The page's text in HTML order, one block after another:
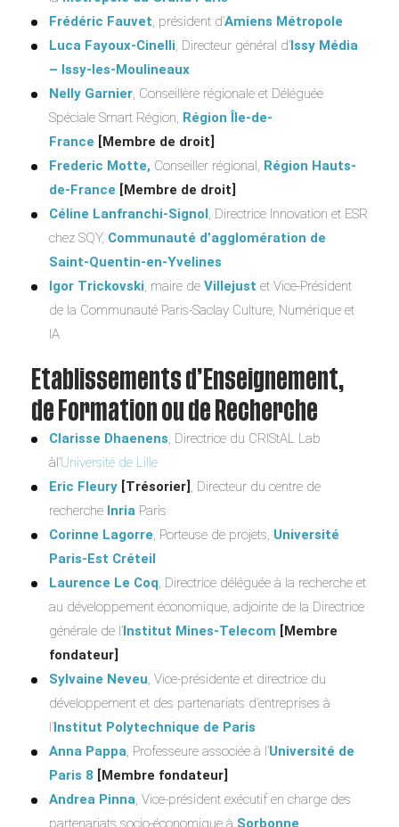
Frédéric Fauvet , président d’Amiens Métropole
Luca Fayoux-Cinelli , Directeur général d’Issy Média
– Issy-les-Moulineaux
Nelly Garnier , Conseillère régionale et Déléguée
Spéciale Smart Région, Région Île-de-
France [Membre de droit]
Frederic Motte, Conseiller régional, Région Hauts-
de-France [Membre de droit]
Céline Lanfranchi-Signol , Directrice Innovation et ESR
chez SQY, Communauté d’agglomération de
Saint-Quentin-en-Yvelines
Igor Trickovski , maire de Villejust et Vice-Président
de la Communauté Paris-Saclay Culture, Numérique et
IA
Etablissements d’Enseignement,
de Formation ou de Recherche
Clarisse Dhaenens Directrice du CRIStAL Lab
àl’Université de Lille
Eric Fleury [Trésorier]
, Directeur du centre de
recherche Inria Paris
Corinne Lagorre , Porteuse de projets, Université
Paris-Est Créteil
Laurence Le Coq , Directrice déléguée à la recherche et
au développement économique, adjointe de la Directrice
générale de l’Institut Mines-Telecom [Membre
fondateur]
Sylvaine Neveu , Vice-présidente et directrice du
développement et des partenariats d’entreprises à
l’Institut Polytechnique de Paris
Anna Pappa , Professeure associée à l’Université de
Paris 8 [Membre fondateur]
Andrea Pinna , Vice-président exécutif en charge des
partenariats socio-économique à Sorbonne